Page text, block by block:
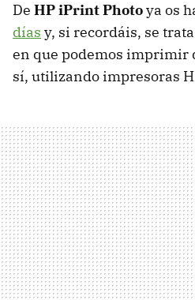
De HP iPrint Photoya os
días y, si recordáis, se
en que podemos imprimir
sí, utilizando impresoras